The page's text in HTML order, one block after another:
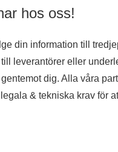
hos oss!
din information till
leverantörer eller
dig. Alla våra
& tekniska krav för